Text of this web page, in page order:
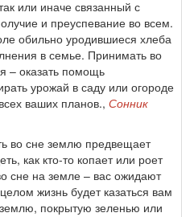
или иначе связанный с
и преуспевание во всем.
обильно уродившиеся хлеба
в семье. Принимать во
– оказать помощь
урожай в саду или огороде
ваших планов., Сонник
во сне землю предвещает
как кто-то копает или роет
сне на земле – вас ожидают
жизнь будет казаться вам
покрытую зеленью или